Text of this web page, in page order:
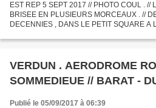
EST REP 5 SEPT 2017 // PHOTO COUL . //
BRISEE EN PLUSIEURS MORCEAUX . //
DECENNIES , DANS LE PETIT SQUARE A
COULMIER RECOIT...
VERDUN . AERODROME ROZELIER .
SOMMEDIEUE //
Publié le 05/09/2017 à 06:39